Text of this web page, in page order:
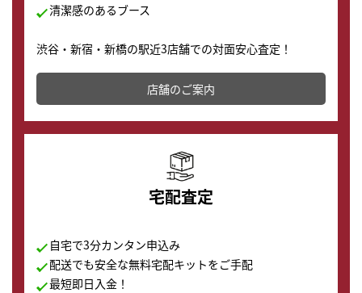
清潔感のあるブース
渋谷・新宿・新橋の駅近3店舗での対面安心査定！
その場で現金買取致します。渋谷本店では、時計販売の
店舗を併設しており、下取りに出してお得に新しい時計
の購入もできます♪
店舗のご案内
宅配査定
自宅で3分カンタン申込み
配送でも安全な無料宅配キットをご手配
最短即日入金！